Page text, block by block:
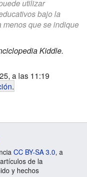
utilizar
bajo la
menos que se indique
Kiddle.
a las 11:19
.
CC BY-SA 3.0, a
de la
y hechos